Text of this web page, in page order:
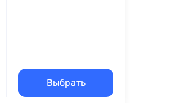
Выбрать